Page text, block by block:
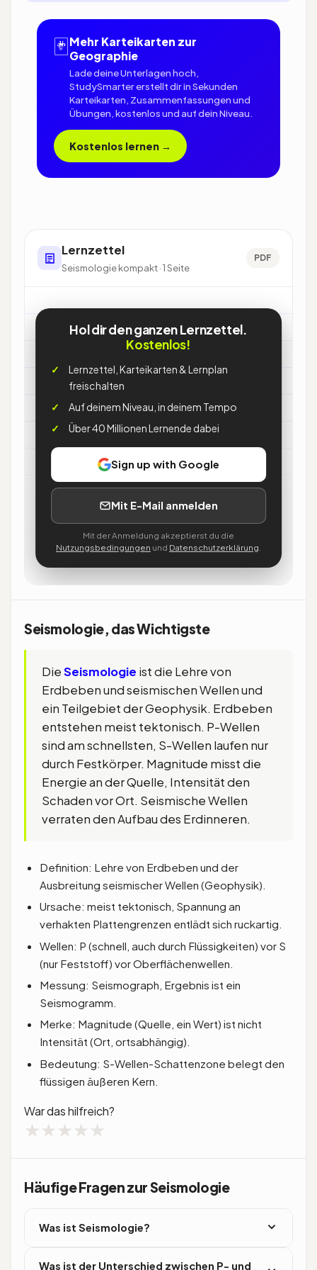
🃏Mehr Karteikarten zur
Geographie
Lade deine Unterlagen hoch,
StudySmarter erstellt dir in Sekunden
Karteikarten, Zusammenfassungen und
Übungen, kostenlos und auf dein Niveau.
Kostenlos lernen →
Lernzettel
Seismologie kompakt · 1 Seite
PDF
Seismologie
Was
→
Lehre von Erdbeben & seismischen
Wellen
→P (schnell) vor S vor Oberflächenwellen
Merke
(Ort)
Hol dir den ganzen Lernzettel.
Kostenlos!
Lernzettel, Karteikarten & Lernplan
freischalten
Auf deinem Niveau, in deinem Tempo
Über 40 Millionen Lernende dabei
Sign up with Google
Mit E-Mail anmelden
Mit der Anmeldung akzeptierst du die
Nutzungsbedingungen und Datenschutzerklärung.
Seismologie, das Wichtigste
DieSeismologie ist die Lehre von
Erdbeben und seismischen Wellen und
ein Teilgebiet der Geophysik. Erdbeben
entstehen meist tektonisch. P-Wellen
sind am schnellsten, S-Wellen laufen nur
durch Festkörper. Magnitude misst die
Energie an der Quelle, Intensität den
Schaden vor Ort. Seismische Wellen
verraten den Aufbau des Erdinneren.
Definition: Lehre von Erdbeben und der
Ausbreitung seismischer Wellen (Geophysik).
Ursache: meist tektonisch, Spannung an
verhakten Plattengrenzen entlädt sich ruckartig.
Wellen: P (schnell, auch durch Flüssigkeiten) vor S
(nur Feststoff) vor Oberflächenwellen.
Messung: Seismograph, Ergebnis ist ein
Seismogramm.
Merke: Magnitude (Quelle, ein Wert) ist nicht
Intensität (Ort, ortsabhängig).
Bedeutung: S-Wellen-Schattenzone belegt den
flüssigen äußeren Kern.
War das hilfreich?
★ ★ ★ ★ ★
Häufige Fragen zur Seismologie
Was ist Seismologie?
Was ist der Unterschied zwischen P- und